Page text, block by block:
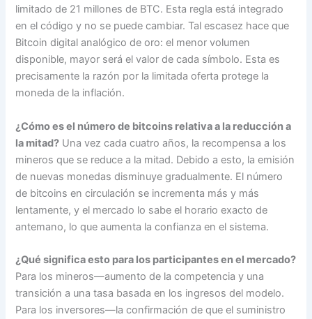
limitado de 21 millones de BTC. Esta regla está integrado
en el código y no se puede cambiar. Tal escasez hace que
Bitcoin digital analógico de oro: el menor volumen
disponible, mayor será el valor de cada símbolo. Esta es
precisamente la razón por la limitada oferta protege la
moneda de la inflación.
¿Cómo es el número de bitcoins relativa a la reducción a
la mitad? Una vez cada cuatro años, la recompensa a los
mineros que se reduce a la mitad. Debido a esto, la emisión
de nuevas monedas disminuye gradualmente. El número
de bitcoins en circulación se incrementa más y más
lentamente, y el mercado lo sabe el horario exacto de
antemano, lo que aumenta la confianza en el sistema.
¿Qué significa esto para los participantes en el mercado?
Para los mineros—aumento de la competencia y una
transición a una tasa basada en los ingresos del modelo.
Para los inversores—la confirmación de que el suministro